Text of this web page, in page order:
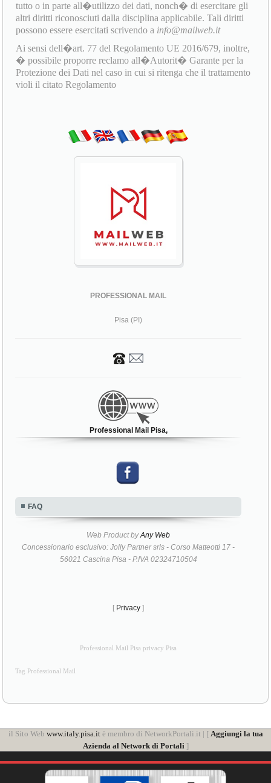
tutto o in parte all�utilizzo dei dati, nonch� di esercitare gli
altri diritti riconosciuti dalla disciplina applicabile. Tali diritti
possono essere esercitati scrivendo a info@mailweb.it
Ai sensi dell�art. 77 del Regolamento UE 2016/679, inoltre,
� possibile proporre reclamo all�Autorit� Garante per la
Protezione dei Dati nel caso in cui si ritenga che il trattamento
violi il citato Regolamento
PROFESSIONAL MAIL
Pisa (PI)
Professional Mail Pisa,
FAQ
Web Product byAny Web
Concessionario esclusivo: Jolly Partner srls - Corso Matteotti 17 -
56021 Cascina Pisa - P.IVA 02324710504
[ Privacy ]
Professional Mail Pisa privacy Pisa
Tag Professional Mail
il Sito Web www.italy.pisa.itè membro di NetworkPortali.it | [ Aggiungi la tua
Azienda al Network di Portali]